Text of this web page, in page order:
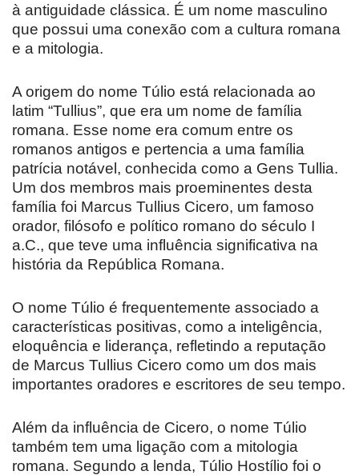
à antiguidade clássica. É um nome masculino
que possui uma conexão com a cultura romana
e a mitologia.
A origem do nome Túlio está relacionada ao
latim “Tullius”, que era um nome de família
romana. Esse nome era comum entre os
romanos antigos e pertencia a uma família
patrícia notável, conhecida como a Gens Tullia.
Um dos membros mais proeminentes desta
família foi Marcus Tullius Cicero, um famoso
orador, filósofo e político romano do século I
a.C., que teve uma influência significativa na
história da República Romana.
O nome Túlio é frequentemente associado a
características positivas, como a inteligência,
eloquência e liderança, refletindo a reputação
de Marcus Tullius Cicero como um dos mais
importantes oradores e escritores de seu tempo.
Além da influência de Cicero, o nome Túlio
também tem uma ligação com a mitologia
romana. Segundo a lenda, Túlio Hostílio foi o